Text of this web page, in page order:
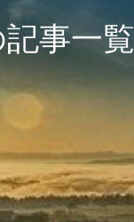
事一覧